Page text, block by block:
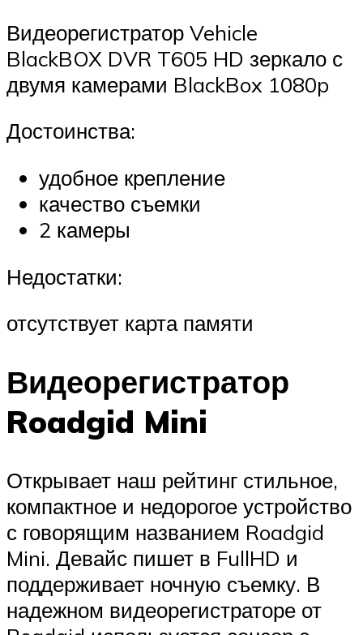
Видеорегистратор Vehicle
BlackBOX DVR T605 HD зеркало с
двумя камерами BlackBox 1080p
Достоинства:
удобное крепление
качество съемки
2 камеры
Недостатки:
отсутствует карта памяти
Видеорегистратор
Roadgid Mini
Открывает наш рейтинг стильное,
компактное и недорогое устройство
с говорящим названием Roadgid
Mini. Девайс пишет в FullHD и
поддерживает ночную съемку. В
надежном видеорегистраторе от